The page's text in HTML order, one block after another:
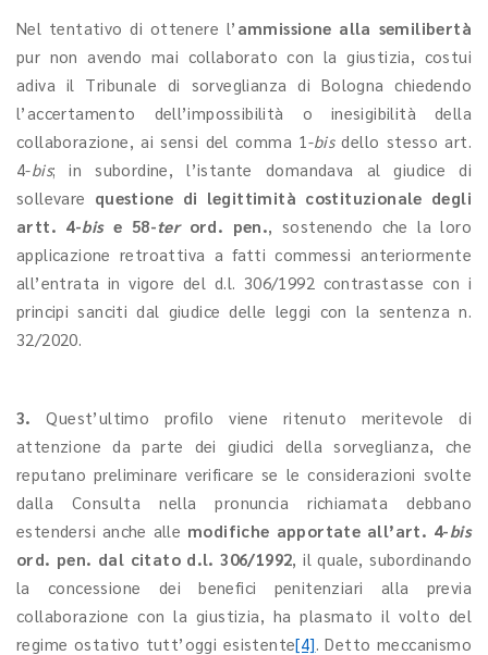
Nel tentativo di ottenere l’ ammissione alla semilibertà
pur non avendo mai collaborato con la giustizia, costui
adiva il Tribunale di sorveglianza di Bologna chiedendo
l’accertamento dell’impossibilità o inesigibilità della
collaborazione, ai sensi del comma 1-bisdello stesso art.
4-bis; in subordine, l’istante domandava al giudice di
sollevare questione di legittimità costituzionale degli
artt. 4-bise 58-terord. pen., sostenendo che la loro
applicazione retroattiva a fatti commessi anteriormente
all’entrata in vigore del d.l. 306/1992 contrastasse con i
principi sanciti dal giudice delle leggi con la sentenza n.
32/2020.
3.Quest’ultimo profilo viene ritenuto meritevole di
attenzione da parte dei giudici della sorveglianza, che
reputano preliminare verificare se le considerazioni svolte
dalla Consulta nella pronuncia richiamata debbano
estendersi anche alle modifiche apportate all’art. 4-bis
ord. pen. dal citato d.l. 306/1992, il quale, subordinando
la concessione dei benefici penitenziari alla previa
collaborazione con la giustizia, ha plasmato il volto del
regime ostativo tutt’oggi esistente[4]. Detto meccanismo